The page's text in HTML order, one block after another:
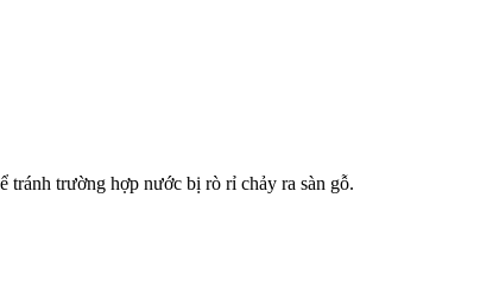
tránh trường hợp nước bị rò rỉ chảy ra sàn gỗ.